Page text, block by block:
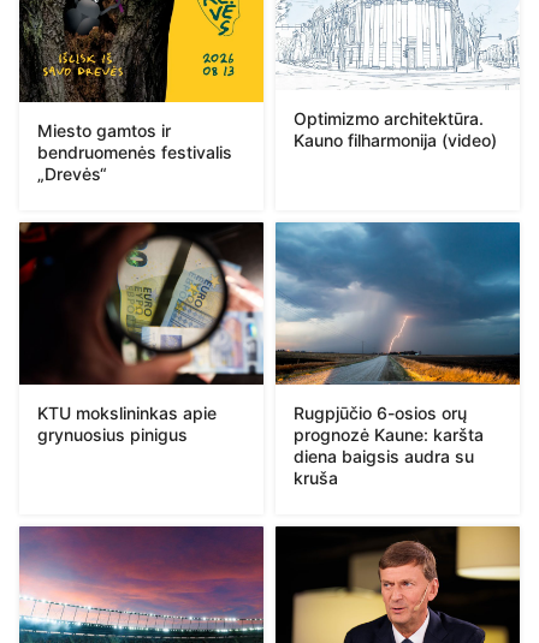
Miesto gamtos ir
bendruomenės festivalis
„Drevės“
Optimizmo architektūra.
Kauno filharmonija (video)
KTU mokslininkas apie
grynuosius pinigus
Rugpjūčio 6-osios orų
prognozė Kaune: karšta
diena baigsis audra su
kruša